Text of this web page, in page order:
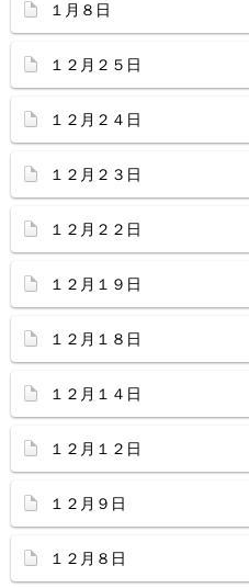
１月８日
１２月２５日
１２月２４日
１２月２３日
１２月２２日
１２月１９日
１２月１８日
１２月１４日
１２月１２日
１２月９日
１２月８日